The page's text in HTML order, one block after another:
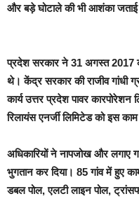
और बड़े घोटाले की भी आशंका
प्रदेश सरकार ने 31 अगस्त 2017
थे। केंद्र सरकार की राजीव गांधी
कार्य उत्तर प्रदेश पावर कारपोरेशन
रिलायंस एनर्जी लिमिटेड को इस
अधिकारियों ने नापजोख और
भुगतान कर दिया। 85 गांव में हुए
डबल पोल, एलटी लाइन पोल,